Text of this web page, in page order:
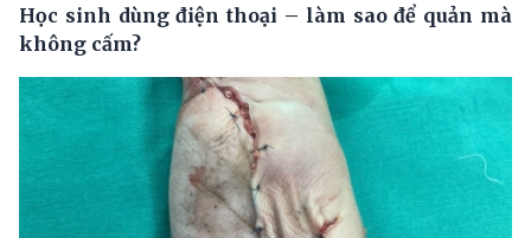
Học sinh dùng điện thoại – làm sao để quản mà
không cấm?